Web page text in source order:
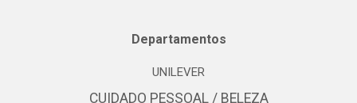
Departamentos
UNILEVER
CUIDADO PESSOAL / BELEZA